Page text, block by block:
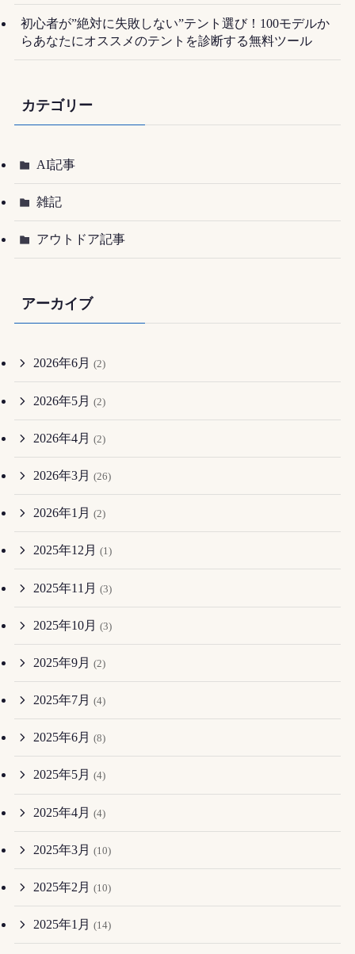
初心者が”絶対に失敗しない”テント選び！100モデルか
らあなたにオススメのテントを診断する無料ツール
カテゴリー
AI記事
雑記
アウトドア記事
アーカイブ
2026年6月 (2)
2026年5月 (2)
2026年4月 (2)
2026年3月 (26)
2026年1月 (2)
2025年12月 (1)
2025年11月 (3)
2025年10月 (3)
2025年9月 (2)
2025年7月 (4)
2025年6月 (8)
2025年5月 (4)
2025年4月 (4)
2025年3月 (10)
2025年2月 (10)
2025年1月 (14)